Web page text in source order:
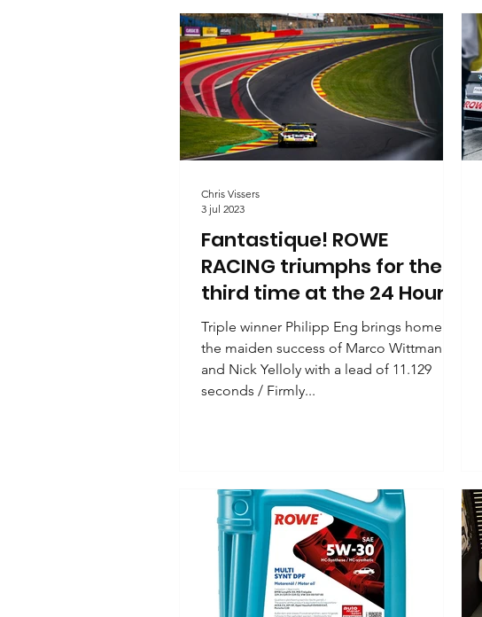
Fantastique! ROWE
RACING triumphs for the
third time at the 24 Hours
of Spa 2023
Triple winner Philipp Eng brings home
the maiden success of Marco Wittmann
and Nick Yelloly with a lead of 11.129
seconds / Firmly...
Chris Vissers
3 jul 2023